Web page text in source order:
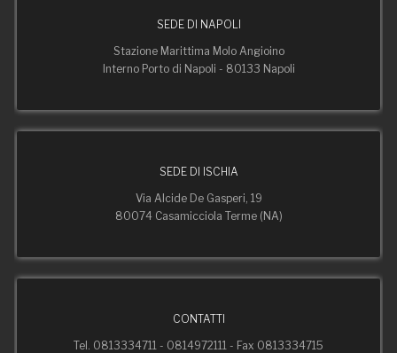
SEDE DI NAPOLI
Stazione Marittima Molo Angioino
Interno Porto di Napoli - 80133 Napoli
SEDE DI ISCHIA
Via Alcide De Gasperi, 19
80074 Casamicciola Terme (NA)
CONTATTI
Tel. 0813334711 - 0814972111 - Fax 0813334715